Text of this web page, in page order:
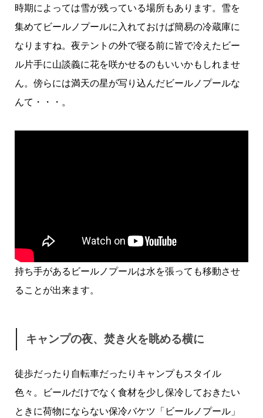
時期によっては雪が残っている場所もあります。雪を
集めてビールノプールに入れておけば簡易の冷蔵庫に
なりますね。夜テントの外で寝る前に皆で冷えたビー
ル片手に山談義に花を咲かせるのもいいかもしれませ
ん。傍らには満天の星が写り込んだビールノプールな
んて・・・。
持ち手があるビールノプールは水を張っても移動させ
ることが出来ます。
キャンプの夜、焚き火を眺める横に
徒歩だったり自転車だったりキャンプもスタイル
色々。ビールだけでなく食材を少し保冷しておきたい
ときに荷物にならない保冷バケツ「ビールノプール」